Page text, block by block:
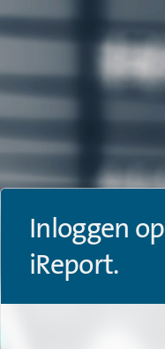
Inloggen op
iReport.